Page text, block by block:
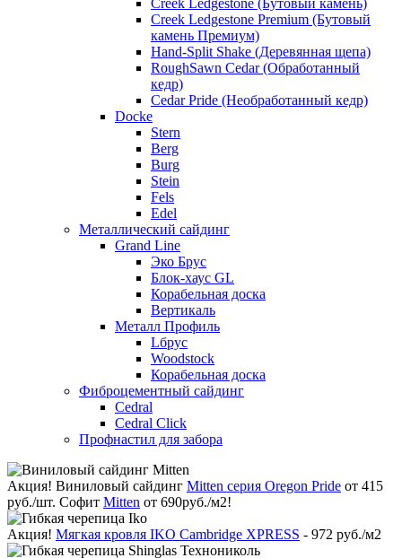
Creek Ledgestone (Бутовый камень)
Creek Ledgestone Premium (Бутовый
камень Премиум)
Hand-Split Shake (Деревянная щепа)
RoughSawn Cedar (Обработанный
кедр)
Cedar Pride (Необработанный кедр)
Docke
Stern
Berg
Burg
Stein
Fels
Edel
Металлический сайдинг
Grand Line
Эко Брус
Блок-хаус GL
Корабельная доска
Вертикаль
Металл Профиль
Lбрус
Woodstock
Корабельная доска
Фиброцементный сайдинг
Cedral
Cedral Click
Профнастил для забора
Акция! Виниловый сайдинг Mitten серия Oregon Pride от 415
руб./шт. Софит Mitten от 690руб./м2!
Акция! Мягкая кровля IKO Cambridge XPRESS - 972 руб./м2